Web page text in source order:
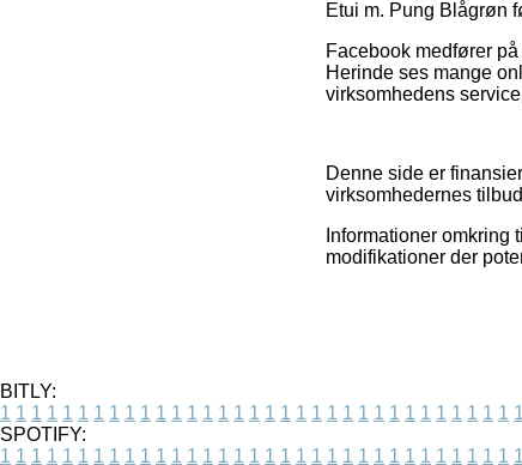
Etui m. Pung Blågrøn
Facebook medfører
Herinde ses mange
virksomhedens
Denne side er
virksomhedernes
Informationer
modifikationer der
BITLY:
1 1 1 1 1 1 1 1 1 1 1 1 1 1 1 1 1 1 1 1 1 1 1 1 1 1 1 1 1 1 1 1 1 1
SPOTIFY:
1 1 1 1 1 1 1 1 1 1 1 1 1 1 1 1 1 1 1 1 1 1 1 1 1 1 1 1 1 1 1 1 1 1